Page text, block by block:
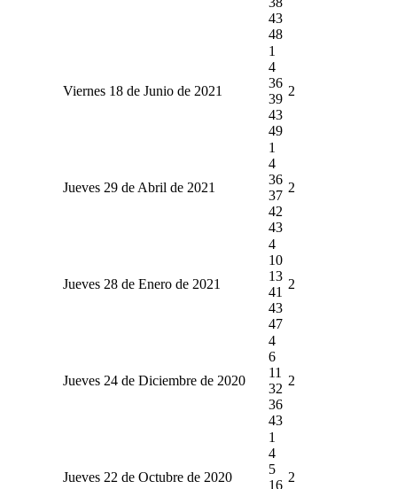
43
48
Viernes 18 de Junio de 2021
1
4
36
39
43
49
2
Jueves 29 de Abril de 2021
1
4
36
37
42
43
2
Jueves 28 de Enero de 2021
4
10
13
41
43
47
2
Jueves 24 de Diciembre de 2020
4
6
11
32
36
43
2
Jueves 22 de Octubre de 2020
1
4
5
16
2